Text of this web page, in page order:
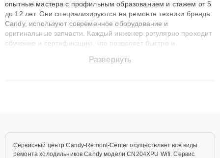
опытные мастера с профильным образованием и стажем от 5
до 12 лет. Они специализируются на ремонте техники бренда
Candy, используют современное оборудование и
оригинальные запчасти. Каждый инженер регулярно проходит
обучение и сертификацию, что позволяет быстро и
сохранением гарантии до 3 лет. Наши мастера решают
Развернуть
Сервисный центр Candy-Remont-Center осуществляет все виды
ремонта холодильников Candy модели CN204XPU Wifi. Сервис